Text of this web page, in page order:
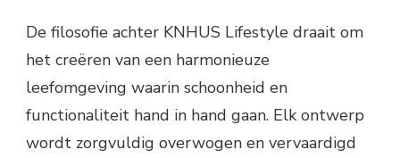
De filosofie achter KNHUS Lifestyle draait om
het creëren van een harmonieuze
leefomgeving waarin schoonheid en
functionaliteit hand in hand gaan. Elk ontwerp
wordt zorgvuldig overwogen en vervaardigd